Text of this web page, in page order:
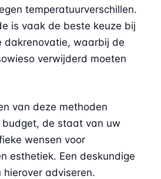
temperatuurverschillen.
is vaak de beste keuze bij
dakrenovatie, waarbij de
verwijderd moeten
van deze methoden
de staat van uw
wensen voor
esthetiek. Een deskundige
adviseren.